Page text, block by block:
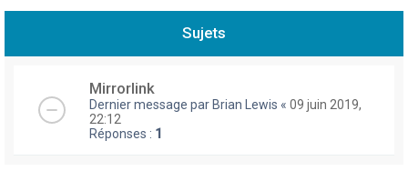
Sujets
Mirrorlink
Dernier message par Brian Lewis « 09 juin 2019,
22:12
Réponses : 1